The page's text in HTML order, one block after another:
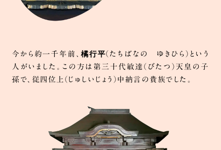
今から約一千年前、 橘行平（たちばなの ゆきひら）という
人がいました。この方は第三十代敏達（びたつ）天皇の子
孫で、従四位上（じゅしいじょう）中納言の貴族でした。